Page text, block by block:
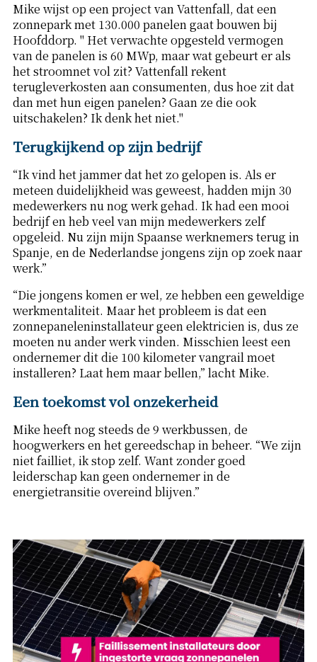
Mike wijst op een project van Vattenfall, dat een
zonnepark met 130.000 panelen gaat bouwen bij
Hoofddorp. " Het verwachte opgesteld vermogen
van de panelen is 60 MWp, maar wat gebeurt er als
het stroomnet vol zit? Vattenfall rekent
terugleverkosten aan consumenten, dus hoe zit dat
dan met hun eigen panelen? Gaan ze die ook
uitschakelen? Ik denk het niet."
Terugkijkend op zijn bedrijf
“Ik vind het jammer dat het zo gelopen is. Als er
meteen duidelijkheid was geweest, hadden mijn 30
medewerkers nu nog werk gehad. Ik had een mooi
bedrijf en heb veel van mijn medewerkers zelf
opgeleid. Nu zijn mijn Spaanse werknemers terug in
Spanje, en de Nederlandse jongens zijn op zoek naar
werk.”
“Die jongens komen er wel, ze hebben een geweldige
werkmentaliteit. Maar het probleem is dat een
zonnepaneleninstallateur geen elektricien is, dus ze
moeten nu ander werk vinden. Misschien leest een
ondernemer dit die 100 kilometer vangrail moet
installeren? Laat hem maar bellen,” lacht Mike.
Een toekomst vol onzekerheid
Mike heeft nog steeds de 9 werkbussen, de
hoogwerkers en het gereedschap in beheer. “We zijn
niet failliet, ik stop zelf. Want zonder goed
leiderschap kan geen ondernemer in de
energietransitie overeind blijven.”